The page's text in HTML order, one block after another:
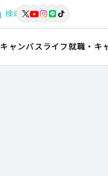
検索
キャンパスライフ就職・キ